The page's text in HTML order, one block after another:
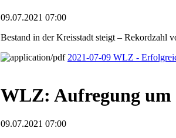
09.07.2021 07:00
Bestand in der Kreisstadt steigt – Rekordzahl
2021-07-09 WLZ -
WLZ: Aufregung
09.07.2021 07:00